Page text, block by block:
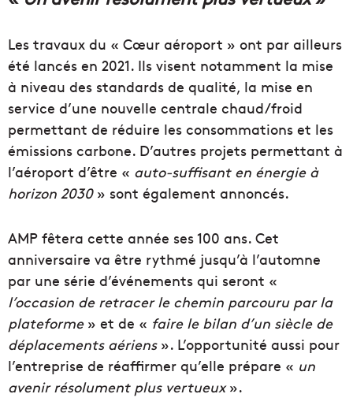
Les travaux du « Cœur aéroport » ont par ailleurs
été lancés en 2021. Ils visent notamment la mise
à niveau des standards de qualité, la mise en
service d’une nouvelle centrale chaud/froid
permettant de réduire les consommations et les
émissions carbone. D’autres projets permettant à
l’aéroport d’être « auto-suffisant en énergie à
horizon 2030» sont également annoncés.
AMP fêtera cette année ses 100 ans. Cet
anniversaire va être rythmé jusqu’à l’automne
par une série d’événements qui seront «
l’occasion de retracer le chemin parcouru par la
plateforme» et de « faire le bilan d’un siècle de
déplacements aériens». L’opportunité aussi pour
l’entreprise de réaffirmer qu’elle prépare « un
avenir résolument plus vertueux».